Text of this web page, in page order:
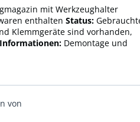
mit Werkzeughalter
enthalten Status:
Klemmgeräte sind vorhanden,
Demontage und
von